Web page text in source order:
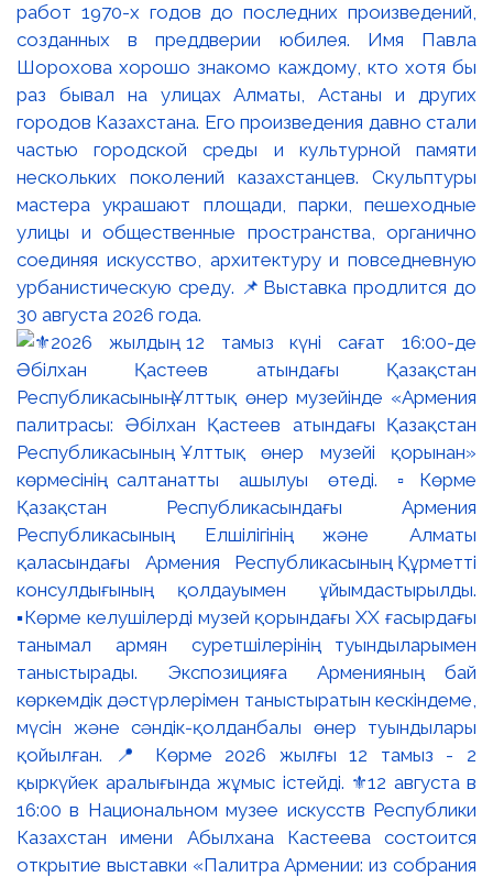
работ 1970-х годов до последних произведений,
созданных в преддверии юбилея. Имя Павла
Шорохова хорошо знакомо каждому, кто хотя бы
раз бывал на улицах Алматы, Астаны и других
городов Казахстана. Его произведения давно стали
частью городской среды и культурной памяти
нескольких поколений казахстанцев. Скульптуры
мастера украшают площади, парки, пешеходные
улицы и общественные пространства, органично
соединяя искусство, архитектуру и повседневную
урбанистическую среду. 📌Выставка продлится до
30 августа 2026 года.